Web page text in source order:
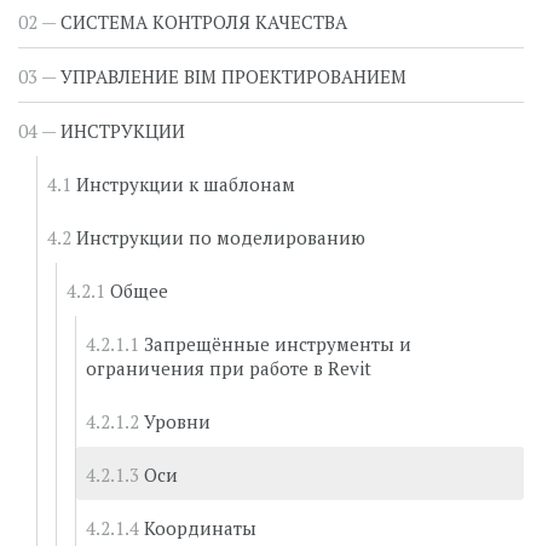
СИСТЕМА КОНТРОЛЯ КАЧЕСТВА
УПРАВЛЕНИЕ BIM ПРОЕКТИРОВАНИЕМ
ИНСТРУКЦИИ
Инструкции к шаблонам
Инструкции по моделированию
Общее
Запрещённые инструменты и
ограничения при работе в Revit
Уровни
Оси
Координаты